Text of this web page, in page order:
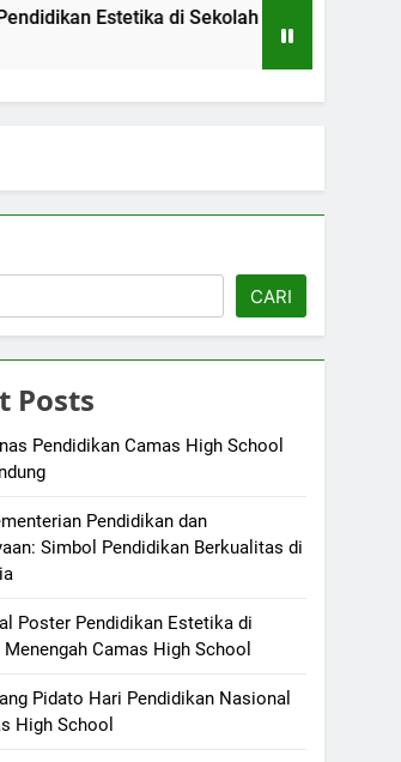
di Sekolah Menengah Camas High
CARI
Posts
Pendidikan Camas High School
Pendidikan dan
Simbol Pendidikan Berkualitas di
Poster Pendidikan Estetika di
Camas High School
Pidato Hari Pendidikan Nasional
High School